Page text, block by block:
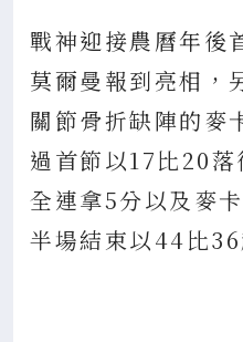
戰神迎接農曆年後
莫爾曼報到亮相，
關節骨折缺陣的麥
過首節以17比20
全連拿5分以及麥
半場結束以44比36